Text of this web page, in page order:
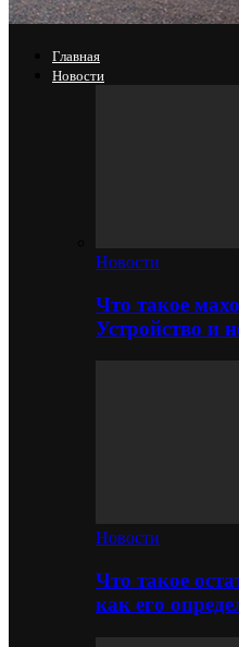
Главная
Новости
Новости
Что такое
Устройство и
Новости
Что такое
как его